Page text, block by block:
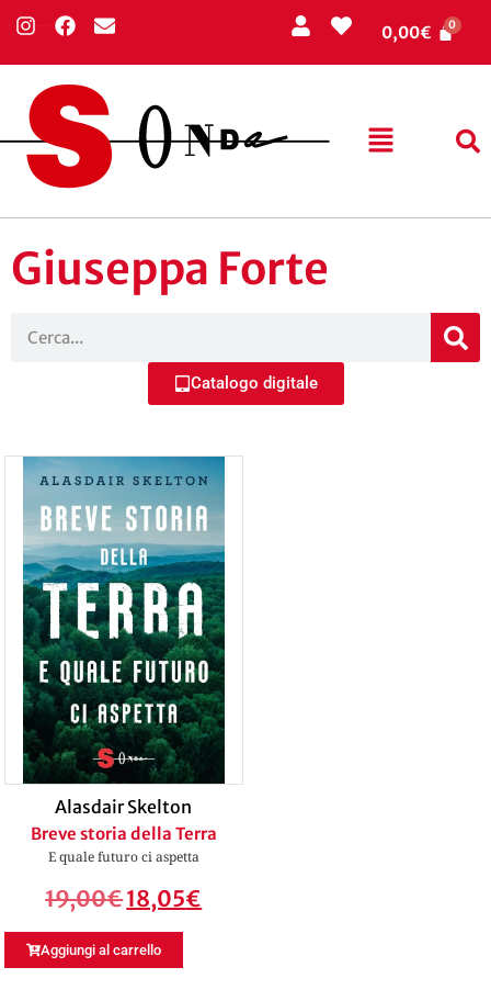
0,00€
Giuseppa Forte
Catalogo digitale
Alasdair Skelton
Breve storia della Terra
E quale futuro ci aspetta
19,00€18,05€
Aggiungi al carrello